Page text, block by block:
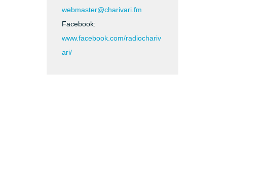
webmaster@charivari.fm
Facebook:
www.facebook.com/radiochariv
ari/